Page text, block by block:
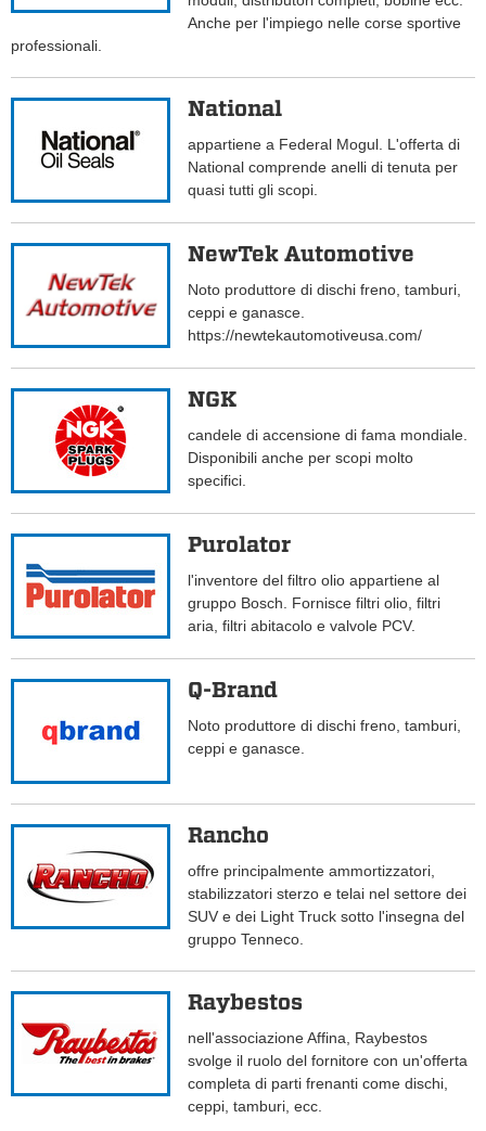
Anche per l'impiego nelle corse sportive
professionali.
National
appartiene a Federal Mogul. L'offerta di
National comprende anelli di tenuta per
quasi tutti gli scopi.
NewTek Automotive
Noto produttore di dischi freno, tamburi,
ceppi e ganasce.
https://newtekautomotiveusa.com/
NGK
candele di accensione di fama mondiale.
Disponibili anche per scopi molto
specifici.
Purolator
l'inventore del filtro olio appartiene al
gruppo Bosch. Fornisce filtri olio, filtri
aria, filtri abitacolo e valvole PCV.
Q-Brand
Noto produttore di dischi freno, tamburi,
ceppi e ganasce.
Rancho
offre principalmente ammortizzatori,
stabilizzatori sterzo e telai nel settore dei
SUV e dei Light Truck sotto l'insegna del
gruppo Tenneco.
Raybestos
nell'associazione Affina, Raybestos
svolge il ruolo del fornitore con un'offerta
completa di parti frenanti come dischi,
ceppi, tamburi, ecc.